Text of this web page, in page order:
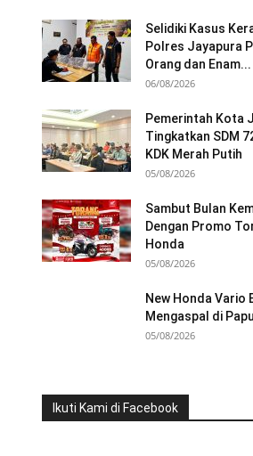
Selidiki Kasus
Polres Jayapura
Orang dan Enam...
06/08/2026
Pemerintah Kota
Tingkatkan SDM
KDK Merah Putih
05/08/2026
Sambut Bulan
Dengan Promo
Honda
05/08/2026
New Honda Vario
Mengaspal di
05/08/2026
Ikuti Kami di Facebook